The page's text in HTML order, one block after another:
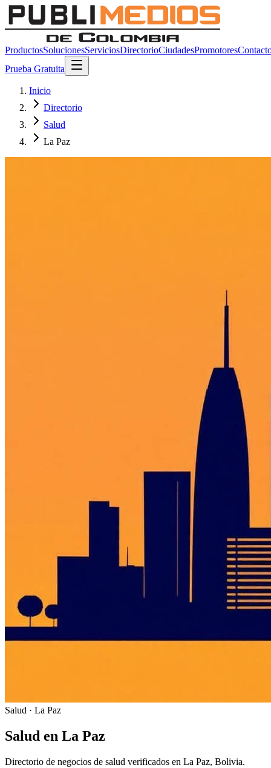
ProductosSolucionesServiciosDirectorioCiudadesPromotores
Prueba Gratuita
Inicio
Directorio
Salud
La Paz
Salud · La Paz
Salud en La Paz
Directorio de negocios de salud verificados en La Paz, Bolivia.